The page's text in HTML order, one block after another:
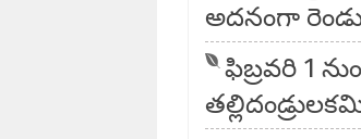
అదనంగా
ఫిబ్రవరి 1